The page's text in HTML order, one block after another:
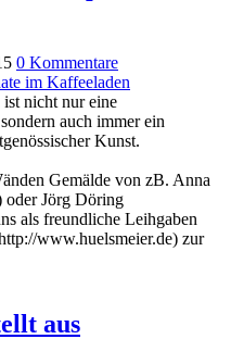
0 Kommentare
nicht nur eine
auch immer ein
Kunst.
Gemälde von zB. Anna
oder Jörg Döring
als freundliche Leihgaben
www.huelsmeier.de) zur
aus